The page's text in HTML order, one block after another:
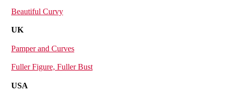
Beautiful Curvy
UK
Pamper and Curves
Fuller Figure, Fuller Bust
USA